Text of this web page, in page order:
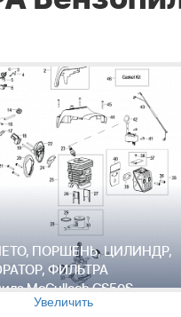
ПОРШЕНЬ, ЦИЛИНДР,
ФИЛЬТРА
McCulloch CS50S
Увеличить